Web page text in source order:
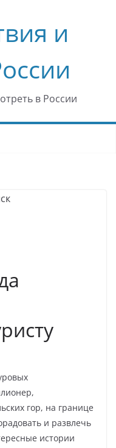
и
в России
гор, на границе
и развлечь
истории